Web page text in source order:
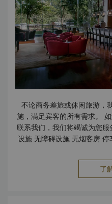
不论商务差旅或休闲旅游，
施，满足宾客的所有需求。
联系我们，我们将竭诚为您服务。 设施 24小时商务中
设施 无障碍设施 无烟客房 停车场 保险箱 服务 擦鞋服务 快捷
了